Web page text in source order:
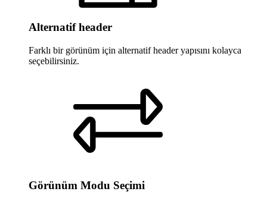
Alternatif header
Farklı bir görünüm için alternatif header yapısını kolayca
seçebilirsiniz.
Görünüm Modu Seçimi